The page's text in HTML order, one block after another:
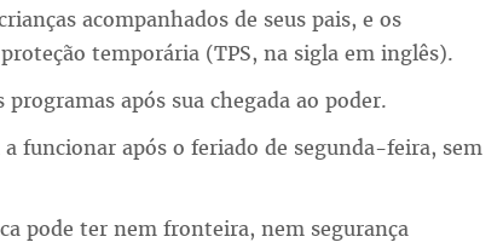
acompanhados de seus pais, e os
temporária (TPS, na sigla em inglês).
após sua chegada ao poder.
funcionar após o feriado de segunda-feira, sem
pode ter nem fronteira, nem segurança